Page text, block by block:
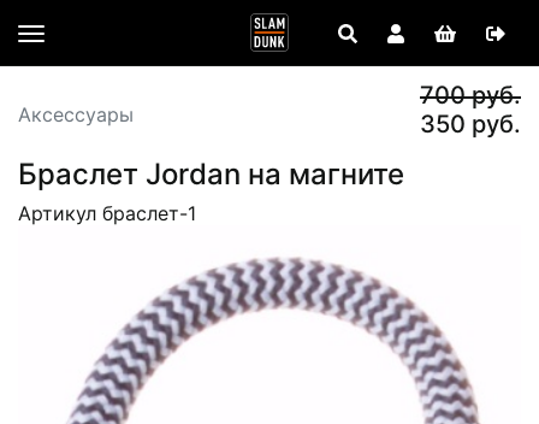
Аксессуары
700 руб.
350 руб.
Браслет Jordan на магните
Артикул браслет-1